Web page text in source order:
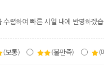
렴하여 빠른 시일 내에 반영하겠습
(보통) (불만족) (